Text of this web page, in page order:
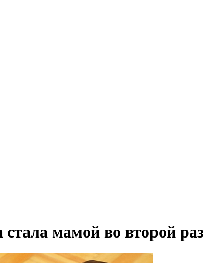
мамой во второй раз